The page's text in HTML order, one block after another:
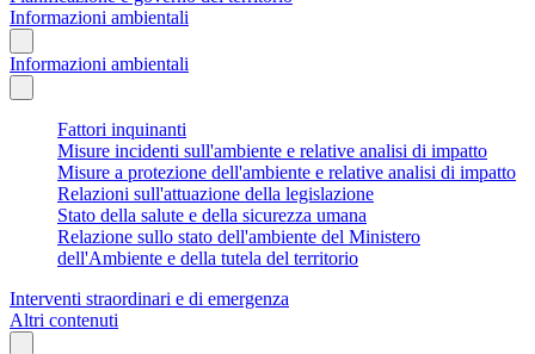
Informazioni ambientali
Informazioni ambientali
Fattori inquinanti
Misure incidenti sull'ambiente e relative analisi di impatto
Misure a protezione dell'ambiente e relative analisi di impatto
Relazioni sull'attuazione della legislazione
Stato della salute e della sicurezza umana
Relazione sullo stato dell'ambiente del Ministero
dell'Ambiente e della tutela del territorio
Interventi straordinari e di emergenza
Altri contenuti